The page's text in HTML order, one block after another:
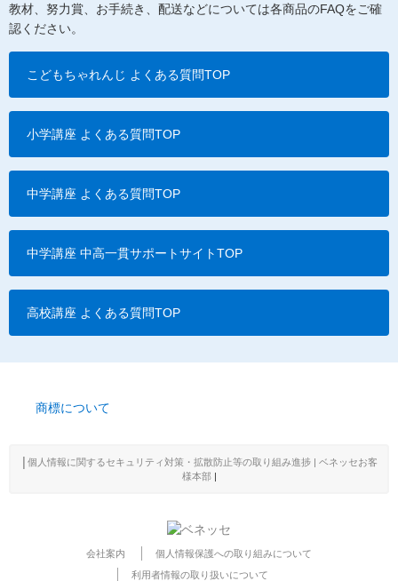
教材、努力賞、お手続き、配送などについては各商品のFAQをご確
認ください。
こどもちゃれんじ よくある質問TOP
小学講座 よくある質問TOP
中学講座 よくある質問TOP
中学講座 中高一貫サポートサイトTOP
高校講座 よくある質問TOP
商標について
個人情報に関するセキュリティ対策・拡散防止等の取り組み進捗 | ベネッセお客
様本部|
会社案内
個人情報保護への取り組みについて
利用者情報の取り扱いについて